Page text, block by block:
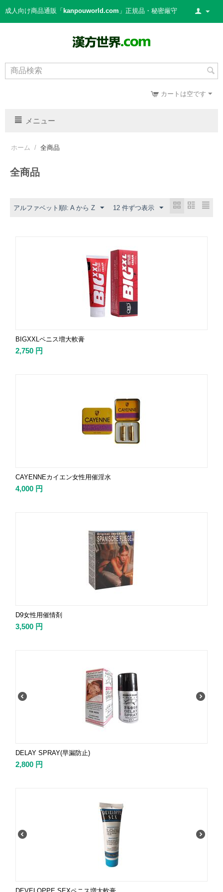
成人向け商品通販「 kanpouworld.com 」正規品・秘密厳守
カートは空です
メニュー
ホーム / 全商品
全商品
アルファベット順l: A から Z 12 件ずつ表示
BIGXXLペニス増大軟膏
2,750 円
CAYENNEカイエン女性用催淫水
4,000 円
D9女性用催情剤
3,500 円
DELAY SPRAY(早漏防止)
2,800 円